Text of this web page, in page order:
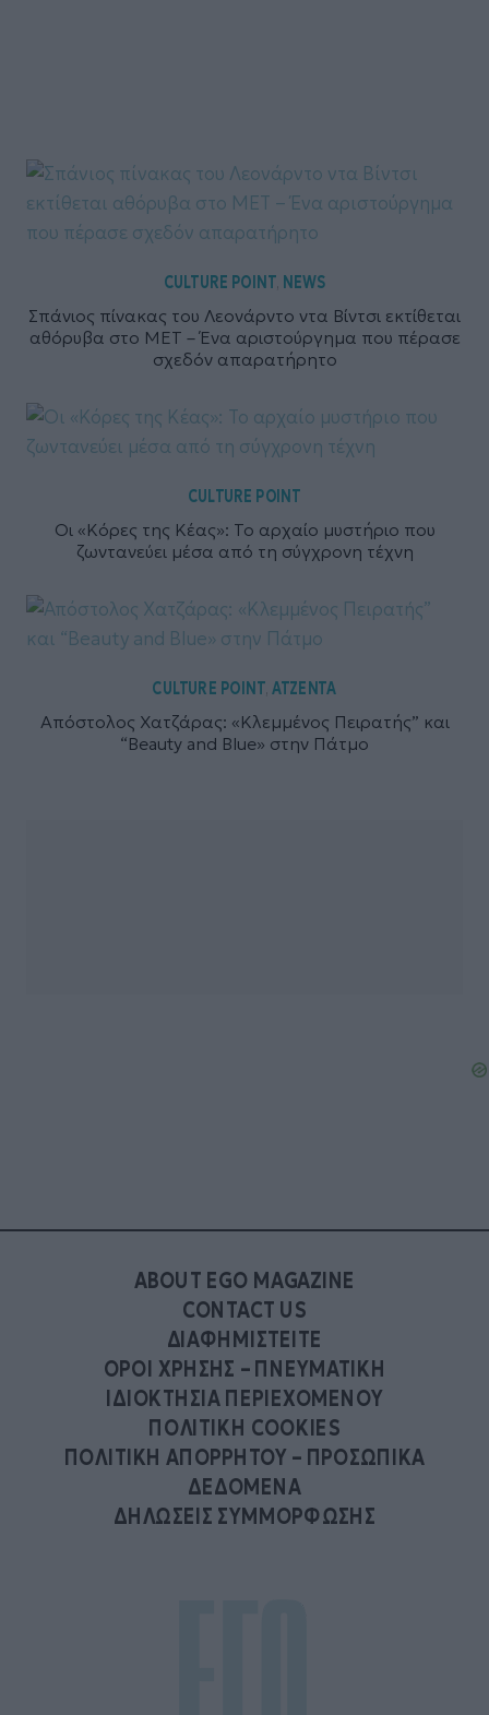
CULTURE POINT, NEWS
Σπάνιος πίνακας του Λεονάρντο ντα Βίντσι εκτίθεται
αθόρυβα στο MET – Ένα αριστούργημα που πέρασε
σχεδόν απαρατήρητο
CULTURE POINT
Οι «Κόρες της Κέας»: Το αρχαίο μυστήριο που
ζωντανεύει μέσα από τη σύγχρονη τέχνη
CULTURE POINT,ΑΤΖΕΝΤΑ
Απόστολος Χατζάρας: «Κλεμμένος Πειρατής” και
“Beauty and Blue» στην Πάτμο
ABOUT EGO MAGAZINE
CONTACT US
ΔΙΑΦΗΜΙΣΤΕΙΤΕ
ΟΡΟΙ ΧΡΗΣΗΣ – ΠΝΕΥΜΑΤΙΚΗ
ΙΔΙΟΚΤΗΣΙΑ ΠΕΡΙΕΧΟΜΕΝΟΥ
ΠΟΛΙΤΙΚΗ COOKIES
ΠΟΛΙΤΙΚΗ ΑΠΟΡΡΗΤΟΥ – ΠΡΟΣΩΠΙΚΑ
ΔΕΔΟΜΕΝΑ
ΔΗΛΩΣΕΙΣ ΣΥΜΜΟΡΦΩΣΗΣ